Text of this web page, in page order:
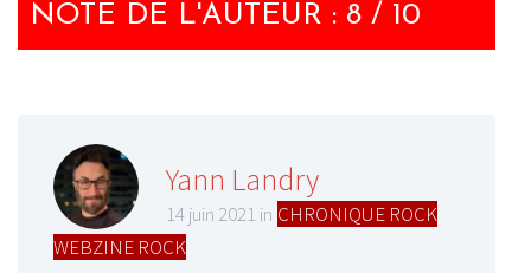
NOTE DE L'AUTEUR : 8 / 10
Yann Landry
14 juin 2021 in CHRONIQUE ROCK
WEBZINE ROCK